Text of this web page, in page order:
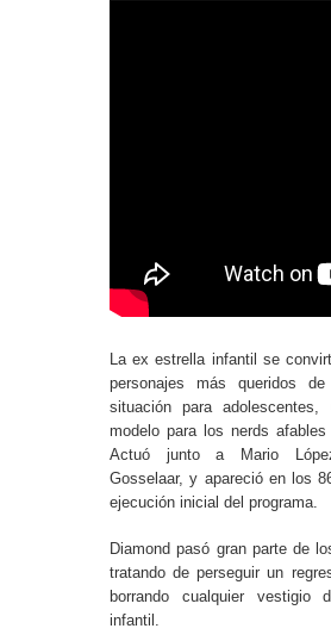
La ex estrella infantil se
personajes más queridos
situación para adolescentes,
modelo para los nerds afables
Actuó junto a Mario
Gosselaar, y apareció en los
ejecución inicial del programa.
Diamond pasó gran parte de
tratando de perseguir un
borrando cualquier vestigio
infantil.